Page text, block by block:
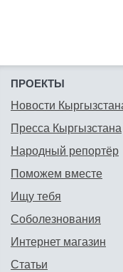
ПРОЕКТЫ
Новости
Пресса Кыргызстана
Народный репортёр
Поможем вместе
Ищу тебя
Соболезнования
Интернет магазин
Статьи